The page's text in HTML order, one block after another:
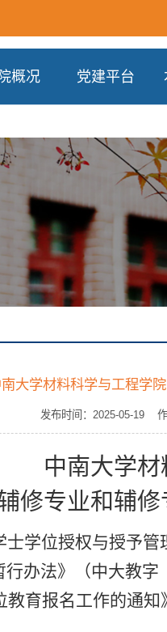
概况 党建平台
大学材料科学与工程学
发布时间：2025-05-19
中南大学
修专业和辅
学位授权与授予管
办法》（中大教字
教育报名工作的通知